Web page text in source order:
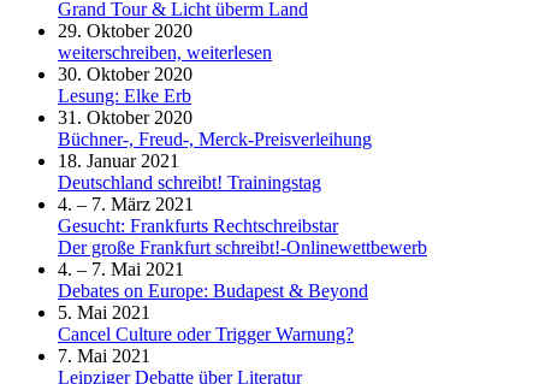
Grand Tour & Licht überm Land
29. Oktober 2020
weiterschreiben, weiterlesen
30. Oktober 2020
Lesung: Elke Erb
31. Oktober 2020
Büchner-, Freud-, Merck-Preisverleihung
18. Januar 2021
Deutschland schreibt! Trainingstag
4. – 7. März 2021
Gesucht: Frankfurts Rechtschreibstar
Der große Frankfurt schreibt!-Onlinewettbewerb
4. – 7. Mai 2021
Debates on Europe: Budapest & Beyond
5. Mai 2021
Cancel Culture oder Trigger Warnung?
7. Mai 2021
Leipziger Debatte über Literatur